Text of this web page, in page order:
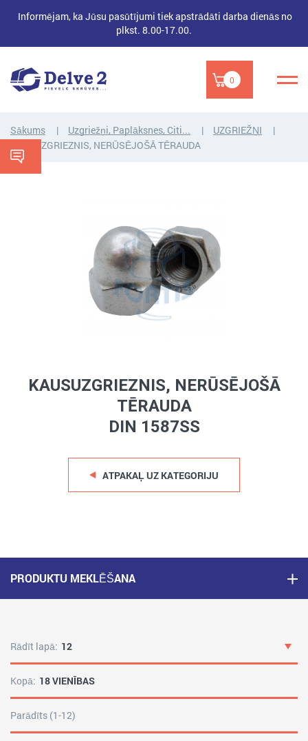
Informējam, ka Jūsu pasūtījumi tiek apstrādāti darba dienās no
plkst. 8.00-17.00.
0
Sākums Uzgriežņi, Paplāksnes, Citi...
UZGRIEŽŅI
KAUSUZGRIEZNIS, NERŪSĒJOŠĀ TĒRAUDA
KAUSUZGRIEZNIS, NERŪSĒJOŠĀ
TĒRAUDA
DIN 1587SS
ATPAKAĻ UZ KATEGORIJU
PRODUKTU MEKLĒŠANA
Rādīt lapā: 12
Kopā: 18 VIENĪBAS
Parādīts (1-12)